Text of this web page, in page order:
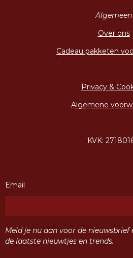
Algemeen
Over ons
Cadeau pakketen
Privacy &
Algemene
KVK:
Email
Meld je nu aan voor de
de laatste nieuwtjes en trends.